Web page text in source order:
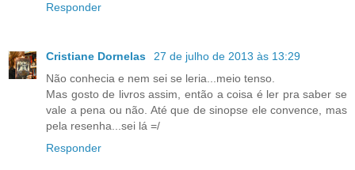
Responder
Cristiane Dornelas
27 de julho de 2013 às 13:29
Não conhecia e nem sei se leria...meio tenso.
Mas gosto de livros assim, então a coisa é ler pra saber se
vale a pena ou não. Até que de sinopse ele convence, mas
pela resenha...sei lá =/
Responder